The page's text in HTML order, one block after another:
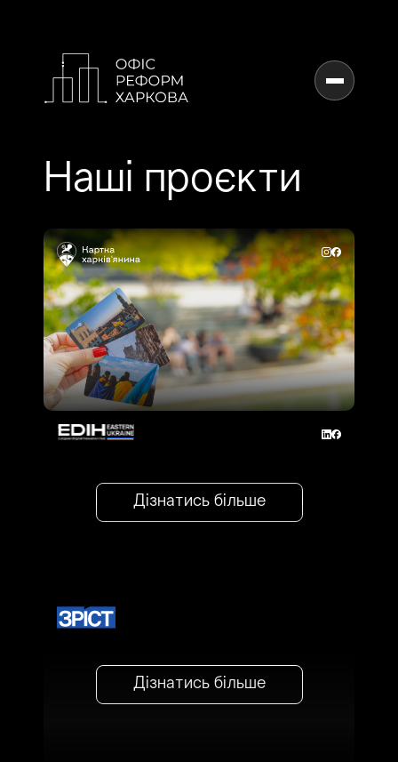
UA
Наші проєкти
Дізнатись більше
Дізнатись більше
Дізнатись більше